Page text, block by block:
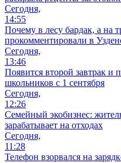
Сегодня,
14:55
Почему в лесу бардак, а на
прокомментировали в
Сегодня,
13:46
Появится второй завтрак и
школьников с 1 сентября
Сегодня,
12:26
Семейный экобизнес:
зарабатывает на отходах
Сегодня,
11:28
Телефон взорвался на